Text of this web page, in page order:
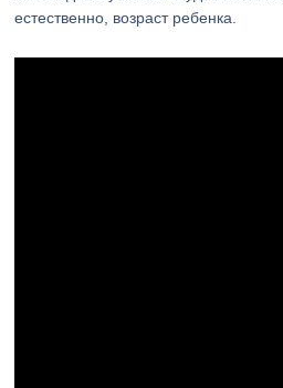
естественно, возраст ребенка.